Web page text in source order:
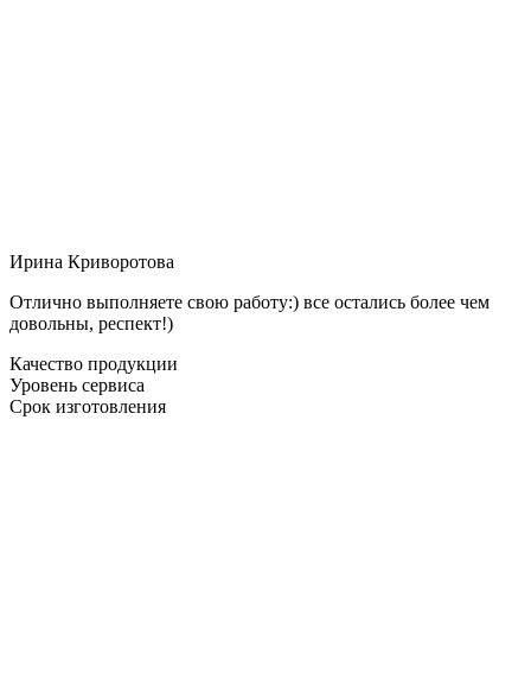
Ирина Криворотова
Отлично выполняете свою работу:) все остались более чем
довольны, респект!)
Качество продукции
Уровень сервиса
Срок изготовления